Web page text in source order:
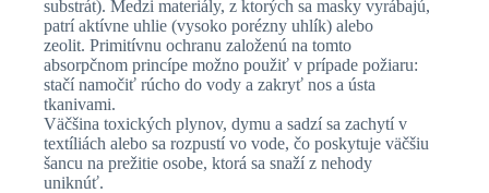
substrát). Medzi materiály, z ktorých sa masky vyrábajú,
patrí aktívne uhlie (vysoko porézny uhlík) alebo
zeolit. Primitívnu ochranu založenú na tomto
absorpčnom princípe možno použiť v prípade požiaru:
stačí namočiť rúcho do vody a zakryť nos a ústa
tkanivami.
Väčšina toxických plynov, dymu a sadzí sa zachytí v
textíliách alebo sa rozpustí vo vode, čo poskytuje väčšiu
šancu na prežitie osobe, ktorá sa snaží z nehody
uniknúť.